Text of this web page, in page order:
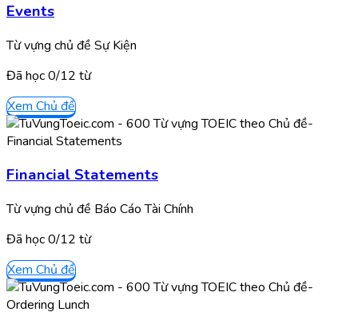
Events
Từ vựng chủ đề Sự Kiện
Đã học0/12 từ
Xem Chủ đề
Financial Statements
Từ vựng chủ đề Báo Cáo Tài Chính
Đã học0/12 từ
Xem Chủ đề